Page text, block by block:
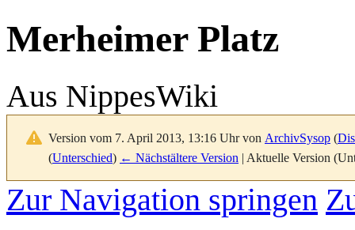
Merheimer Platz
Aus NippesWiki
Version vom 7. April 2013, 13:16 Uhr von ArchivSysop (
(Unterschied) ← Nächstältere Version | Aktuelle Version
Zur Navigation springen